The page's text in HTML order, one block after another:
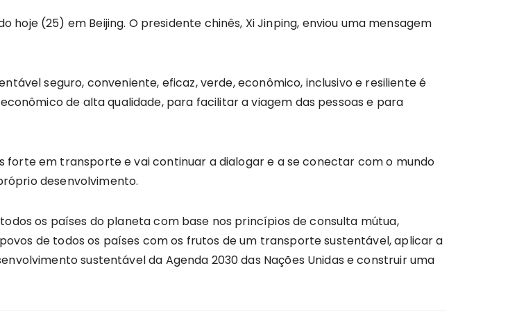
hoje (25) em Beijing. O presidente chinês, Xi Jinping, enviou uma mensagem
seguro, conveniente, eficaz, verde, econômico, inclusivo e resiliente é
de alta qualidade, para facilitar a viagem das pessoas e para
forte em transporte e vai continuar a dialogar e a se conectar com o mundo
desenvolvimento.
os países do planeta com base nos princípios de consulta mútua,
de todos os países com os frutos de um transporte sustentável, aplicar a
sustentável da Agenda 2030 das Nações Unidas e construir uma